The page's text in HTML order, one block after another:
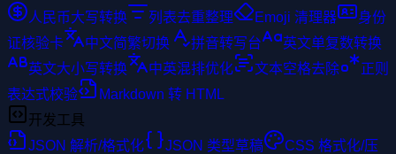
人民币大写转换
列表去重整理 Emoji 清理器
身份
证核验卡
中文简繁切换 拼音转写台
英文单复数转换
英文大小写转换
中英混排优化 文本空格去除
正则
表达式校验
Markdown 转 HTML
开发工具
JSON 解析/格式化
JSON 类型草稿
CSS 格式化/压